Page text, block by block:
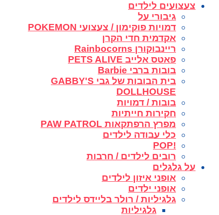
צעצועים לילדים
גיבורי על
דמויות פוקימון / צעצועי POKEMON
אקדמית חדי הקרן
ריינבוקורן Rainbocorns
פאטס אלייב PETS ALIVE
בובות ברבי Barbie
בית הבובות של גבי GABBY'S
DOLLHOUSE
בובות / דמויות
חקירות חייתיות
מפרץ הרפתקאות PAW PATROL
כלי עבודה לילדים
!POP
רובים לילדים / חרבות
על גלגלים
אופני איזון לילדים
אופני ילדים
גלגיליות / רולר בליידס לילדים
גלגיליות